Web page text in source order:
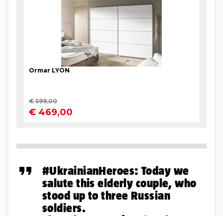
#UkrainianHeroes: Today we
salute this elderly couple, who
stood up to three Russian
soldiers.